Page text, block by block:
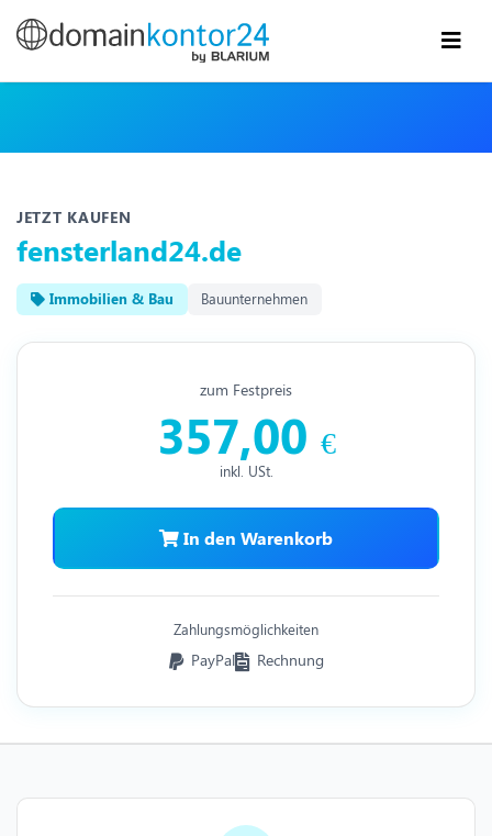
JETZT KAUFEN
fensterland24.de
Immobilien & Bau Bauunternehmen
zum Festpreis
357,00 €
inkl. USt.
In den Warenkorb
Zahlungsmöglichkeiten
PayPal Rechnung